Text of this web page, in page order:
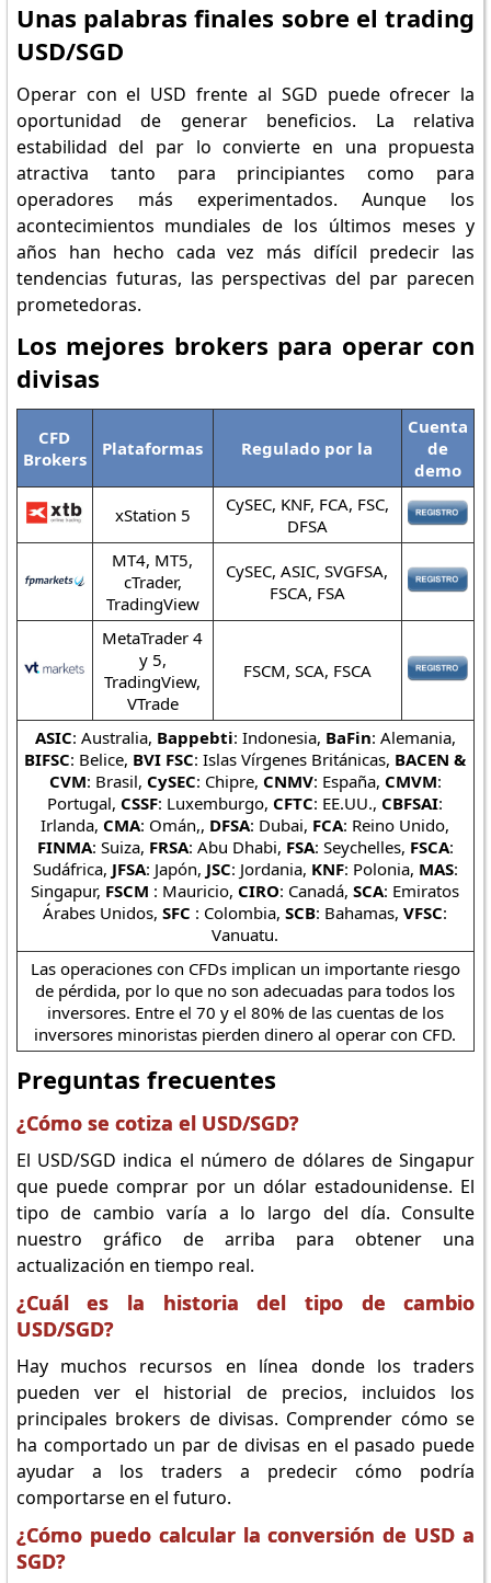
Unas palabras finales sobre el trading
USD/SGD
Operar con el USD frente al SGD puede ofrecer la
oportunidad de generar beneficios. La relativa
estabilidad del par lo convierte en una propuesta
atractiva tanto para principiantes como para
operadores más experimentados. Aunque los
acontecimientos mundiales de los últimos meses y
años han hecho cada vez más difícil predecir las
tendencias futuras, las perspectivas del par parecen
prometedoras.
Los mejores brokers para operar con
divisas
CFD
Brokers
Plataformas Regulado por la
Cuenta
de
demo
xStation 5
CySEC, KNF, FCA, FSC,
DFSA
MT4, MT5,
cTrader,
TradingView
CySEC, ASIC, SVGFSA,
FSCA, FSA
MetaTrader 4
y 5,
TradingView,
VTrade
FSCM, SCA, FSCA
ASIC: Australia, Bappebti: Indonesia, BaFin: Alemania,
BIFSC: Belice, BVI FSC: Islas Vírgenes Británicas, BACEN &
CVM: Brasil, CySEC: Chipre, CNMV: España, CMVM:
Portugal, CSSF: Luxemburgo, CFTC: EE.UU., CBFSAI:
Irlanda, CMA: Omán,, DFSA: Dubai, FCA: Reino Unido,
FINMA: Suiza, FRSA: Abu Dhabi, FSA: Seychelles, FSCA:
Sudáfrica, JFSA: Japón, JSC: Jordania, KNF: Polonia, MAS:
Singapur, FSCM : Mauricio, CIRO: Canadá,SCA: Emiratos
Árabes Unidos, SFC : Colombia,SCB: Bahamas,VFSC:
Vanuatu.
Las operaciones con CFDs implican un importante riesgo
de pérdida, por lo que no son adecuadas para todos los
inversores. Entre el 70 y el 80% de las cuentas de los
inversores minoristas pierden dinero al operar con CFD.
Preguntas frecuentes
¿Cómo se cotiza el USD/SGD?
El USD/SGD indica el número de dólares de Singapur
que puede comprar por un dólar estadounidense. El
tipo de cambio varía a lo largo del día. Consulte
nuestro gráfico de arriba para obtener una
actualización en tiempo real.
¿Cuál es la historia del tipo de cambio
USD/SGD?
Hay muchos recursos en línea donde los traders
pueden ver el historial de precios, incluidos los
principales brokers de divisas. Comprender cómo se
ha comportado un par de divisas en el pasado puede
ayudar a los traders a predecir cómo podría
comportarse en el futuro.
¿Cómo puedo calcular la conversión de USD a
SGD?